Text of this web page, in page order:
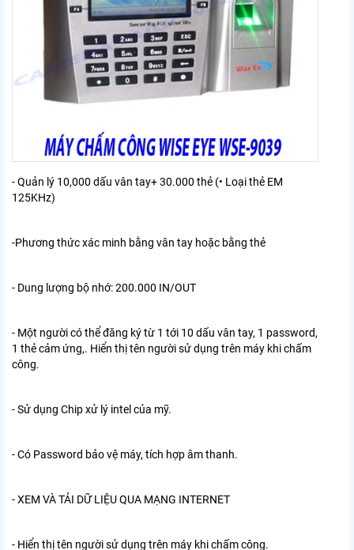
- Quản lý 10,000 dấu vân tay+ 30.000 thẻ (• Loại thẻ EM
125KHz)
-Phương thức xác minh bằng vân tay hoặc bằng thẻ
- Dung lượng bộ nhớ: 200.000 IN/OUT
- Một người có thể đăng ký từ 1 tới 10 dấu vân tay, 1 password,
1 thẻ cảm ứng,. Hiển thị tên người sử dụng trên máy khi chấm
công.
- Sử dụng Chip xử lý intel của mỹ.
- Có Password bảo vệ máy, tích hợp âm thanh.
- XEM VÀ TẢI DỮ LIỆU QUA MẠNG INTERNET
- Hiển thị tên người sử dụng trên máy khi chấm công.